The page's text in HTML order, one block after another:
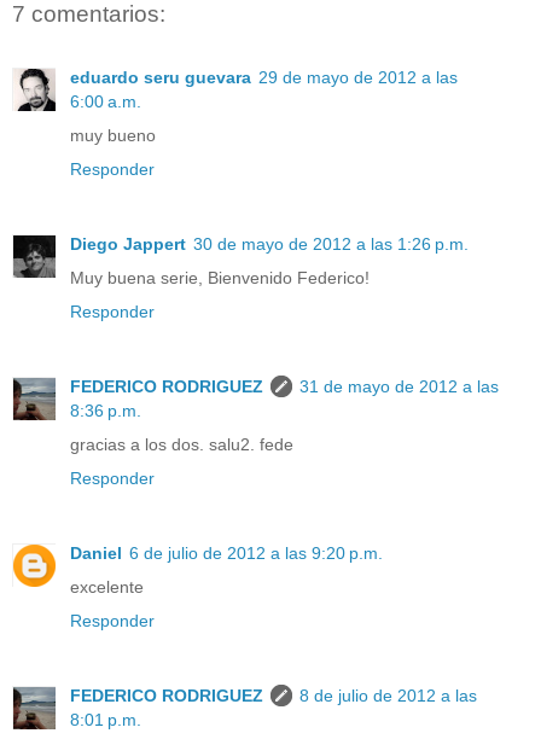
7 comentarios:
eduardo seru guevara 29 de mayo de 2012 a las
6:00 a.m.
muy bueno
Responder
Diego Jappert 30 de mayo de 2012 a las 1:26 p.m.
Muy buena serie, Bienvenido Federico!
Responder
FEDERICO RODRIGUEZ
31 de mayo de 2012 a las
8:36 p.m.
gracias a los dos. salu2. fede
Responder
Daniel 6 de julio de 2012 a las 9:20 p.m.
excelente
Responder
FEDERICO RODRIGUEZ
8 de julio de 2012 a las
8:01 p.m.